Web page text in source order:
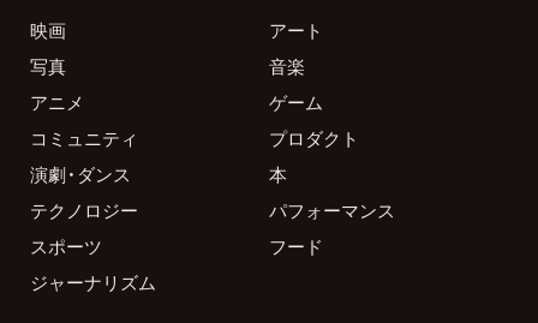
映画
アート
写真
音楽
アニメ
ゲーム
コミュニティ
プロダクト
演劇・ダンス
本
テクノロジー
パフォーマンス
スポーツ
フード
ジャーナリズム